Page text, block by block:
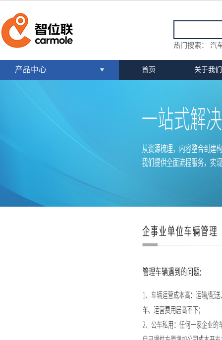
热门搜索： 汽
产品中心 首页 关于我们